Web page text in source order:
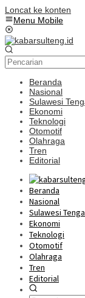
Loncat ke konten
Menu Mobile
Beranda
Nasional
Sulawesi
Ekonomi
Teknologi
Otomotif
Olahraga
Tren
Editorial
Beranda
Nasional
Sulawesi
Ekonomi
Teknologi
Otomotif
Olahraga
Tren
Editorial